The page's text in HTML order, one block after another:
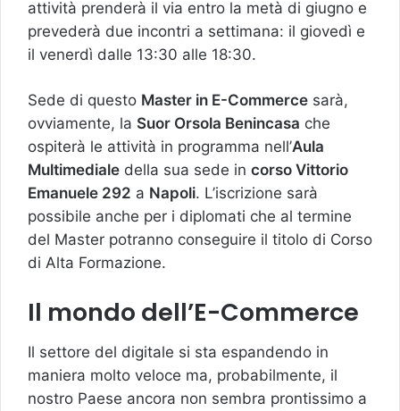
attività prenderà il via entro la metà di giugno e
prevederà due incontri a settimana: il giovedì e
il venerdì dalle 13:30 alle 18:30.
Sede di questo Master in E-Commerce sarà,
ovviamente, la Suor Orsola Benincasa che
ospiterà le attività in programma nell’Aula
Multimediale della sua sede in corso Vittorio
Emanuele 292 a Napoli. L’iscrizione sarà
possibile anche per i diplomati che al termine
del Master potranno conseguire il titolo di Corso
di Alta Formazione.
Il mondo dell’E-Commerce
Il settore del digitale si sta espandendo in
maniera molto veloce ma, probabilmente, il
nostro Paese ancora non sembra prontissimo a